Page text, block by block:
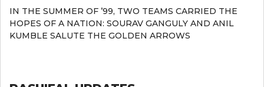
IN THE SUMMER OF ’99, TWO TEAMS CARRIED THE
HOPES OF A NATION: SOURAV GANGULY AND ANIL
KUMBLE SALUTE THE GOLDEN ARROWS